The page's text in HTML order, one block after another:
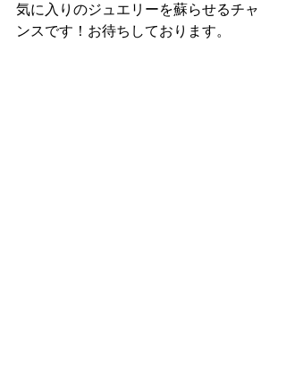
気に入りのジュエリーを蘇らせるチャ
ンスです！お待ちしております。